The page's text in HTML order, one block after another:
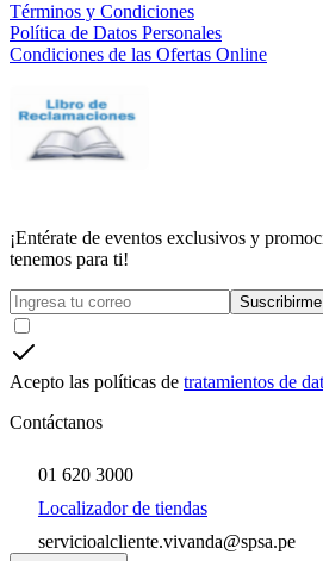
Términos y Condiciones
Política de Datos Personales
Condiciones de las Ofertas Online
¡Entérate de eventos exclusivos y
tenemos para ti!
Suscribirme
Acepto las políticas de tratamientos de
Contáctanos
01 620 3000
Localizador de tiendas
servicioalcliente.vivanda@spsa.pe